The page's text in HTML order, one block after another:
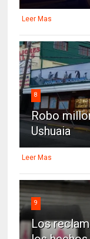
Leer Mas
8
Robo
Ushuaia
Leer Mas
9
Los